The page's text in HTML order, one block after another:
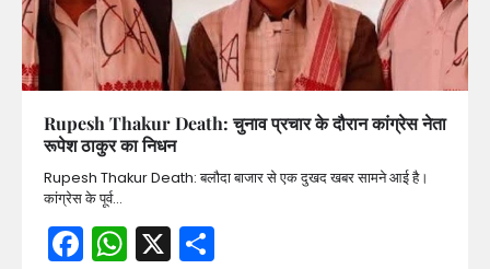
Rupesh Thakur Death: चुनाव प्रचार के दौरान कांग्रेस नेता
रूपेश ठाकुर का निधन
Rupesh Thakur Death: बलौदा बाजार से एक दुखद खबर सामने आई है।
कांग्रेस के पूर्व…
Facebook
WhatsApp
X